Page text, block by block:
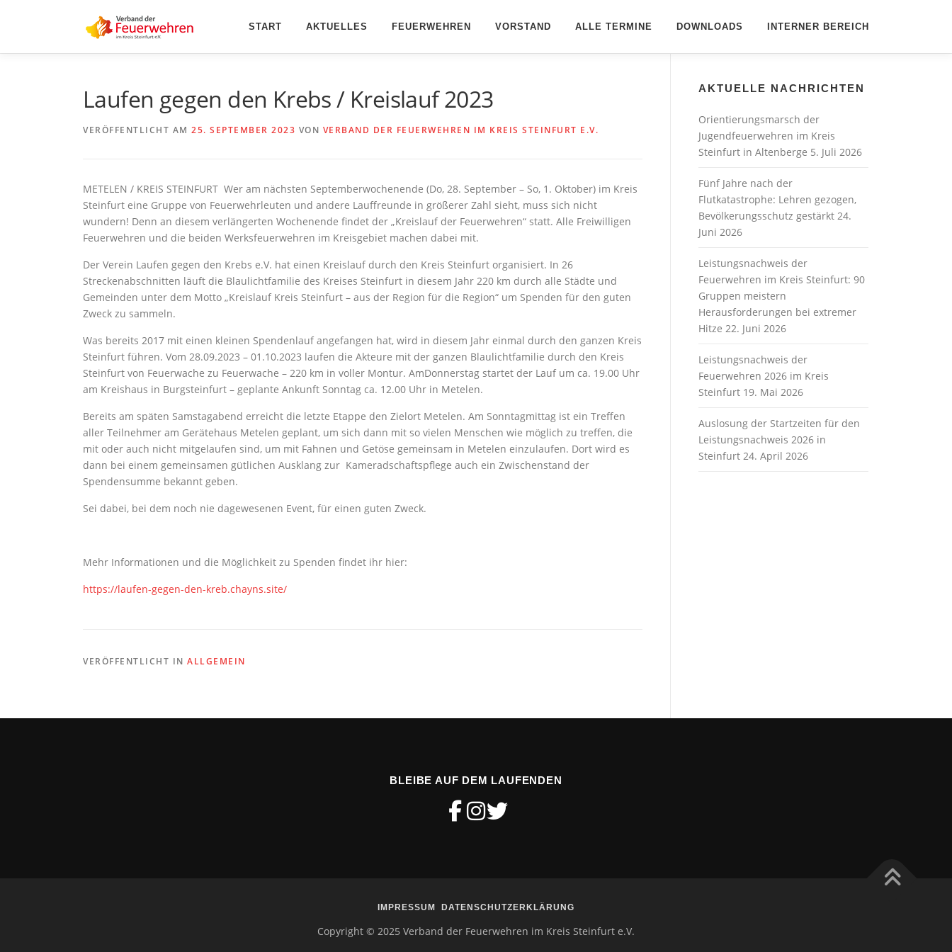
START AKTUELLES FEUERWEHREN VORSTAND ALLE TERMINE DOWNLOADS INTERNER BEREICH
Laufen gegen den Krebs / Kreislauf 2023
VERÖFFENTLICHT AM 25. SEPTEMBER 2023 VON VERBAND DER FEUERWEHREN IM KREIS STEINFURT E.V.
METELEN / KREIS STEINFURT Wer am nächsten Septemberwochenende (Do, 28. September – So, 1. Oktober) im Kreis
Steinfurt eine Gruppe von Feuerwehrleuten und andere Lauffreunde in größerer Zahl sieht, muss sich nicht
wundern! Denn an diesem verlängerten Wochenende findet der „Kreislauf der Feuerwehren“ statt. Alle Freiwilligen
Feuerwehren und die beiden Werksfeuerwehren im Kreisgebiet machen dabei mit.
Der Verein Laufen gegen den Krebs e.V. hat einen Kreislauf durch den Kreis Steinfurt organisiert. In 26
Streckenabschnitten läuft die Blaulichtfamilie des Kreises Steinfurt in diesem Jahr 220 km durch alle Städte und
Gemeinden unter dem Motto „Kreislauf Kreis Steinfurt – aus der Region für die Region“ um Spenden für den guten
Zweck zu sammeln.
Was bereits 2017 mit einen kleinen Spendenlauf angefangen hat, wird in diesem Jahr einmal durch den ganzen Kreis
Steinfurt führen. Vom 28.09.2023 – 01.10.2023 laufen die Akteure mit der ganzen Blaulichtfamilie durch den Kreis
Steinfurt von Feuerwache zu Feuerwache – 220 km in voller Montur. AmDonnerstag startet der Lauf um ca. 19.00 Uhr
am Kreishaus in Burgsteinfurt – geplante Ankunft Sonntag ca. 12.00 Uhr in Metelen.
Bereits am späten Samstagabend erreicht die letzte Etappe den Zielort Metelen. Am Sonntagmittag ist ein Treffen
aller Teilnehmer am Gerätehaus Metelen geplant, um sich dann mit so vielen Menschen wie möglich zu treffen, die
mit oder auch nicht mitgelaufen sind, um mit Fahnen und Getöse gemeinsam in Metelen einzulaufen. Dort wird es
dann bei einem gemeinsamen gütlichen Ausklang zur Kameradschaftspflege auch ein Zwischenstand der
Spendensumme bekannt geben.
Sei dabei, bei dem noch nie dagewesenen Event, für einen guten Zweck.
Mehr Informationen und die Möglichkeit zu Spenden findet ihr hier:
https://laufen-gegen-den-kreb.chayns.site/
VERÖFFENTLICHT IN ALLGEMEIN
AKTUELLE NACHRICHTEN
Orientierungsmarsch der
Jugendfeuerwehren im Kreis
Steinfurt in Altenberge 5. Juli 2026
Fünf Jahre nach der
Flutkatastrophe: Lehren gezogen,
Bevölkerungsschutz gestärkt 24.
Juni 2026
Leistungsnachweis der
Feuerwehren im Kreis Steinfurt: 90
Gruppen meistern
Herausforderungen bei extremer
Hitze 22. Juni 2026
Leistungsnachweis der
Feuerwehren 2026 im Kreis
Steinfurt 19. Mai 2026
Auslosung der Startzeiten für den
Leistungsnachweis 2026 in
Steinfurt 24. April 2026
BLEIBE AUF DEM LAUFENDEN
IMPRESSUM DATENSCHUTZERKLÄRUNG
Copyright © 2025 Verband der Feuerwehren im Kreis Steinfurt e.V.